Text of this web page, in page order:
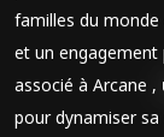
familles du monde
et un engagement
associé à Arcane ,
pour dynamiser